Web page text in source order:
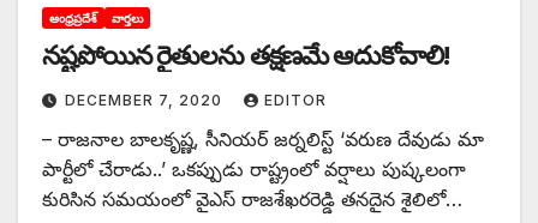
ఆంధ్రప్రదేశ్ వార్తలు
నష్టపోయిన రైతులను తక్షణమే ఆదుకోవాలి!
DECEMBER 7, 2020 EDITOR
– రాజనాల బాలకృష్ణ, సీనియర్‌ ‌జర్నలిస్ట్ ‘‌వరుణ దేవుడు మా
పార్టీలో చేరాడు..’ ఒకప్పుడు రాష్ట్రంలో వర్షాలు పుష్కలంగా
కురిసిన సమయంలో వైఎస్‌ ‌రాజశేఖరరెడ్డి తనదైన శైలిలో…